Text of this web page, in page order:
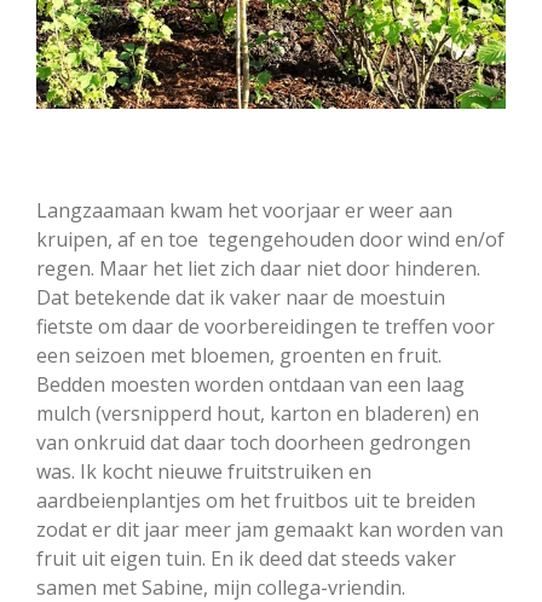
Langzaamaan kwam het voorjaar er weer aan
kruipen, af en toe tegengehouden door wind en/of
regen. Maar het liet zich daar niet door hinderen.
Dat betekende dat ik vaker naar de moestuin
fietste om daar de voorbereidingen te treffen voor
een seizoen met bloemen, groenten en fruit.
Bedden moesten worden ontdaan van een laag
mulch (versnipperd hout, karton en bladeren) en
van onkruid dat daar toch doorheen gedrongen
was. Ik kocht nieuwe fruitstruiken en
aardbeienplantjes om het fruitbos uit te breiden
zodat er dit jaar meer jam gemaakt kan worden van
fruit uit eigen tuin. En ik deed dat steeds vaker
samen met Sabine, mijn collega-vriendin.